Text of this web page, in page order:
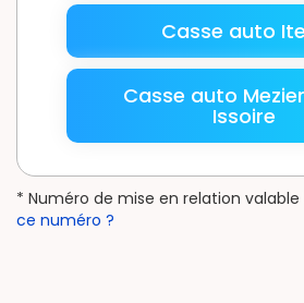
Casse auto
Casse auto
Issoire
* Numéro de mise en relation
ce numéro ?